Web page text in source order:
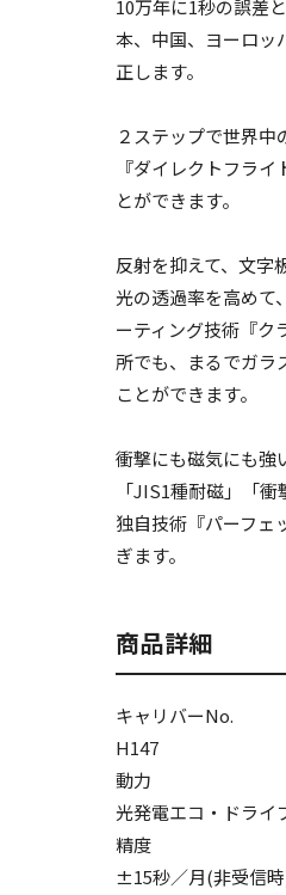
10万年に1秒の誤差
本、中国、ヨーロッ
正します。
２ステップで世界中
『ダイレクトフラ
とができます。
反射を抑えて、文字
光の透過率を高めて
ーティング技術『ク
所でも、まるでガラ
ことができます。
衝撃にも磁気にも強
「JIS1種耐磁」「
独自技術『パーフェ
ぎます。
商品詳細
キャリバーNo.
H147
動力
光発電エコ・ドライ
精度
±15秒／月(非受信